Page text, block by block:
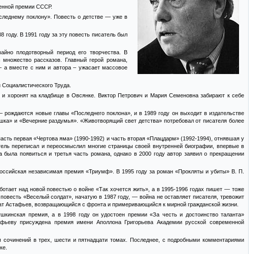
премии СССР.
поклону». Повесть о детстве — уже в
В 1991 году за эту повесть писатель был
плодотворный период его творчества. В
рассказов. Главный герой романа,
а вместе с ним и автора – ужасает массовое
Труда.
хоронят на кладбище в Овсянке. Виктор Петрович и Мария Семеновна забирают к себе
новые главы «Последнего поклона», и в 1989 году он выходит в издательстве
и «Вечерние раздумья». «Животворящий свет детства» потребовал от писателя более
первая «Чертова яма» (1990-1992) и часть вторая «Плацдарм» (1992-1994), отнявшая у
переписал и переосмыслил многие страницы своей внутренней биографии, впервые в
была появиться и третья часть романа, однако в 2000 году автор заявил о прекращении
независимая премия «Триумф». В 1995 году за роман «Прокляты и убиты» В. П.
над новой повестью о войне «Так хочется жить», а в 1995-1996 годах пишет — тоже
«Веселый солдат», начатую в 1987 году, — война не оставляет писателя, тревожит
Астафьев, возвращающийся с фронта и примеривающийся к мирной гражданской жизни.
премия, а в 1998 году он удостоен премии «За честь и достоинство таланта»
присуждена премия имени Аполлона Григорьева Академии русской современной
в трех, шести и пятнадцати томах. Последнее, с подробными комментариями